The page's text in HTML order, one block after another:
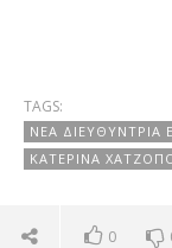
TAGS:
NΈΑ ΔΙΕΥΘΎΝΤΡΙΑ
ΚΑΤΕΡΊΝΑ
0